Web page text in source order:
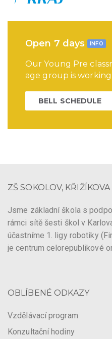
Open 7 days INFO
Our Young Pre
age group is working
BELL SCHEDULE
ZŠ SOKOLOV, KŘIŽÍKOVA
Jsme základní škola s
rámci sítě šesti škol v
účastníme 1. ligy robotiky
je centrum celorepublikové
OBLÍBENÉ ODKAZY
Vzdělávací program
Konzultační hodiny